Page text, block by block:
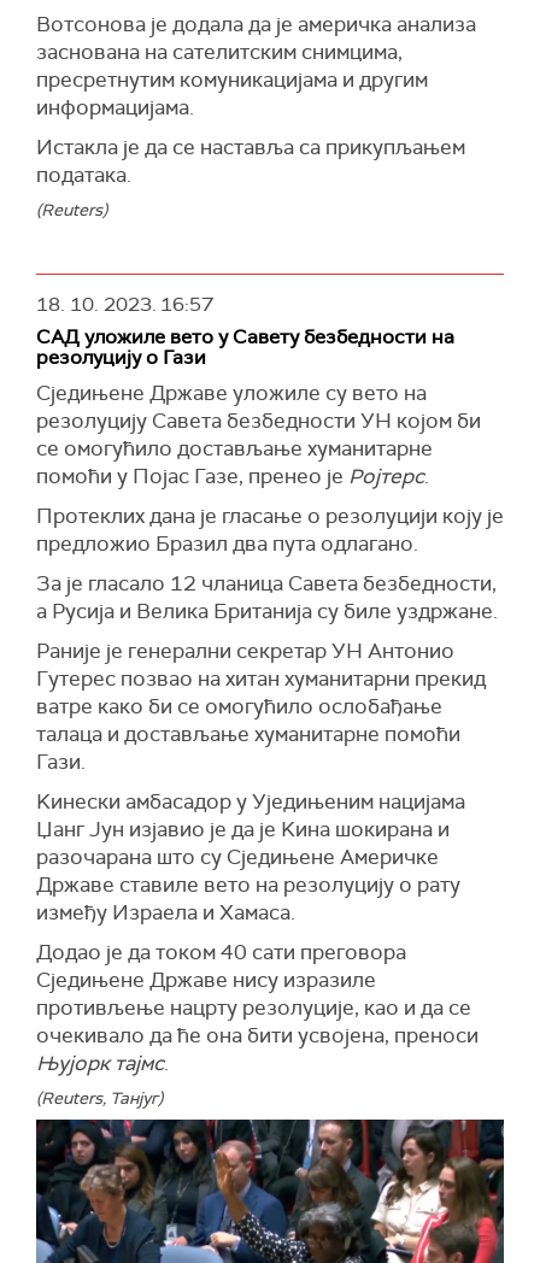
Вотсонова је додала да је америчка анализа
заснована на сателитским снимцима,
пресретнутим комуникацијама и другим
информацијама.
Истакла је да се наставља са прикупљањем
података.
(Reuters)
18. 10. 2023. 16:57
САД уложиле вето у Савету безбедности на
резолуцију о Гази
Сједињене Државе уложиле су вето на
резолуцију Савета безбедности УН којом би
се омогућило достављање хуманитарне
помоћи у Појас Газе, пренео је Ројтерс.
Протеклих дана је гласање о резолуцији коју је
предложио Бразил два пута одлагано.
За је гласало 12 чланица Савета безбедности,
а Русија и Велика Британија су биле уздржане.
Раније је генерални секретар УН Антонио
Гутерес позвао на хитан хуманитарни прекид
ватре како би се омогућило ослобађање
талаца и достављање хуманитарне помоћи
Гази.
Kинески амбасадор у Уједињеним нацијама
Џанг Јун изјавио је да је Kина шокирана и
разочарана што су Сједињене Америчке
Државе ставиле вето на резолуцију о рату
између Израела и Хамаса.
Додао је да током 40 сати преговора
Сједињене Државе нису изразиле
противљење нацрту резолуције, као и да се
очекивало да ће она бити усвојена, преноси
Њујорк тајмс.
(Reuters, Танјуг)